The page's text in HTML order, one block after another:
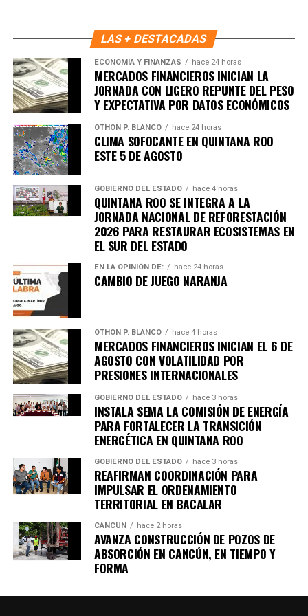
construcción de paz en cada supermanzana. Con ello,
Benito Juárez avanza hacia un modelo de convivencia
basado en la participación activa, el respeto y la
responsabilidad compartida.
Fuente: 5to Poder Agencia de Noticias
Recibe las noticias al instante
Únete al canal oficial de WhatsApp de
Quinto Podery recibe las noticias más
importantes de Quintana Roo directamente
en tu teléfono.
Unirme al canal de WhatsApp
LAS + DESTACADAS
ECONOMÍA Y FINANZAS hace 24 horas
MERCADOS FINANCIEROS INICIAN LA
JORNADA CON LIGERO REPUNTE DEL PESO
Y EXPECTATIVA POR DATOS ECONÓMICOS
OTHON P. BLANCO hace 24 horas
CLIMA SOFOCANTE EN QUINTANA ROO
ESTE 5 DE AGOSTO
GOBIERNO DEL ESTADO hace 4 horas
QUINTANA ROO SE INTEGRA A LA
JORNADA NACIONAL DE REFORESTACIÓN
2026 PARA RESTAURAR ECOSISTEMAS EN
EL SUR DEL ESTADO
EN LA OPINIÓN DE: hace 24 horas
CAMBIO DE JUEGO NARANJA
OTHON P. BLANCO hace 4 horas
MERCADOS FINANCIEROS INICIAN EL 6 DE
AGOSTO CON VOLATILIDAD POR
PRESIONES INTERNACIONALES
GOBIERNO DEL ESTADO hace 3 horas
INSTALA SEMA LA COMISIÓN DE ENERGÍA
PARA FORTALECER LA TRANSICIÓN
ENERGÉTICA EN QUINTANA ROO
GOBIERNO DEL ESTADO hace 3 horas
REAFIRMAN COORDINACIÓN PARA
IMPULSAR EL ORDENAMIENTO
TERRITORIAL EN BACALAR
CANCÚN hace 2 horas
AVANZA CONSTRUCCIÓN DE POZOS DE
ABSORCIÓN EN CANCÚN, EN TIEMPO Y
FORMA